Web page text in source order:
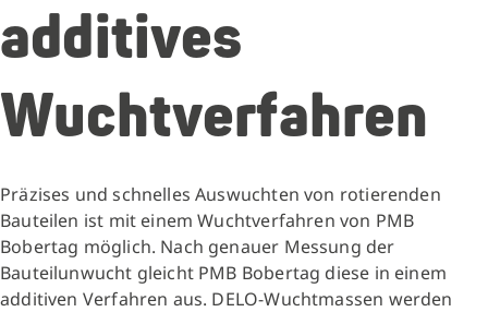
additives
Wuchtverfahren
Präzises und schnelles Auswuchten von rotierenden
Bauteilen ist mit einem Wuchtverfahren von PMB
Bobertag möglich. Nach genauer Messung der
Bauteilunwucht gleicht PMB Bobertag diese in einem
additiven Verfahren aus. DELO-Wuchtmassen werden